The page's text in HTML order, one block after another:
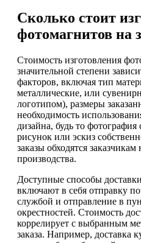
Сколько стоит
фотомагнитов на
Стоимость изготовления
значительной степени
факторов, включая тип
металлические, или
логотипом), размеры
необходимость
дизайна, будь то
рисунок или эскиз
заказы обходятся
производства.
Доступные способы
включают в себя отправку
службой и отправление в
окрестностей. Стоимость
коррелирует с выбранным
заказа. Например, доставка